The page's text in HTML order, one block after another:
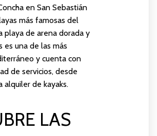
en San Sebastián
más famosas del
playa de arena dorada y
es una de las más
y cuenta con
de servicios, desde
alquiler de kayaks.
LAS